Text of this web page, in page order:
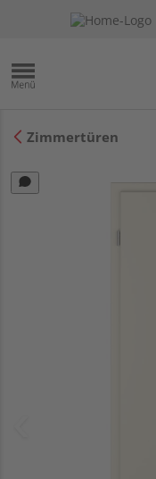
Zimmertüren